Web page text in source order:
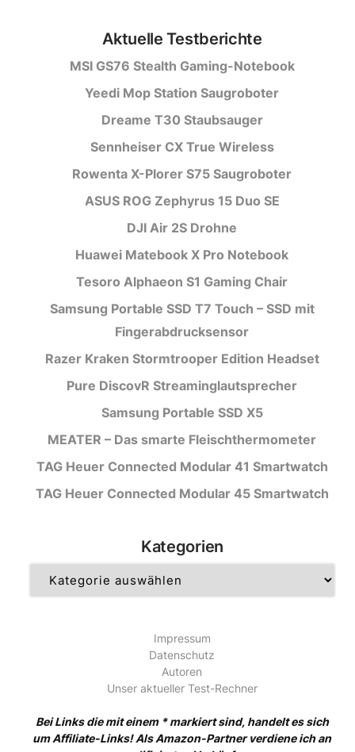
Aktuelle Testberichte
MSI GS76 Stealth Gaming-Notebook
Yeedi Mop Station Saugroboter
Dreame T30 Staubsauger
Sennheiser CX True Wireless
Rowenta X-Plorer S75 Saugroboter
ASUS ROG Zephyrus 15 Duo SE
DJI Air 2S Drohne
Huawei Matebook X Pro Notebook
Tesoro Alphaeon S1 Gaming Chair
Samsung Portable SSD T7 Touch – SSD mit
Fingerabdrucksensor
Razer Kraken Stormtrooper Edition Headset
Pure DiscovR Streaminglautsprecher
Samsung Portable SSD X5
MEATER – Das smarte Fleischthermometer
TAG Heuer Connected Modular 41 Smartwatch
TAG Heuer Connected Modular 45 Smartwatch
Kategorien
Impressum
Datenschutz
Autoren
Unser aktueller Test-Rechner
Bei Links die mit einem * markiert sind, handelt es sich
um Affiliate-Links! Als Amazon-Partner verdiene ich an